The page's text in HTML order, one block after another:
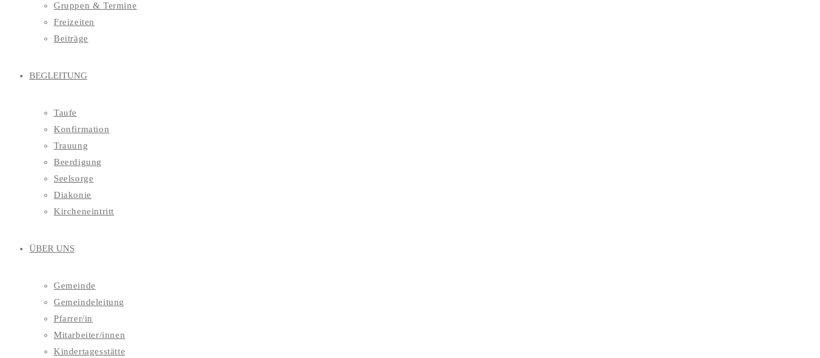
Gruppen & Termine
Freizeiten
Beiträge
BEGLEITUNG
Taufe
Konfirmation
Trauung
Beerdigung
Seelsorge
Diakonie
Kircheneintritt
ÜBER UNS
Gemeinde
Gemeindeleitung
Pfarrer/in
Mitarbeiter/innen
Kindertagesstätte